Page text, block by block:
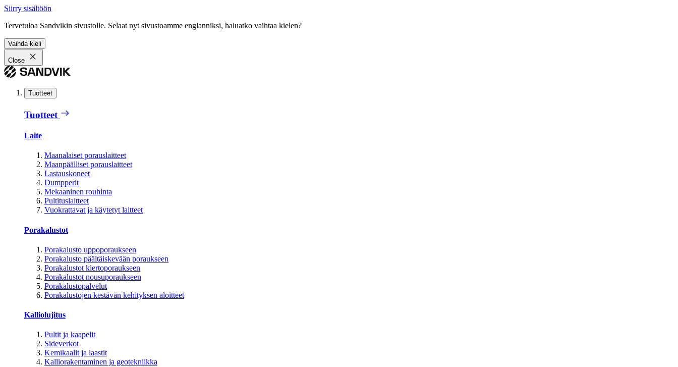
Siirry sisältöön
Tervetuloa Sandvikin sivustolle. Selaat nyt sivustoamme englanniksi, haluatko vaihtaa kielen?
Vaihda kieli
Close
Tuotteet
Tuotteet
Laite
Maanalaiset porauslaitteet
Maanpäälliset porauslaitteet
Lastauskoneet
Dumpperit
Mekaaninen rouhinta
Pultituslaitteet
Vuokrattavat ja käytetyt laitteet
Porakalustot
Porakalusto uppoporaukseen
Porakalusto päältäiskevään poraukseen
Porakalustot kiertoporaukseen
Porakalustot nousuporaukseen
Porakalustopalvelut
Porakalustojen kestävän kehityksen aloitteet
Kalliolujitus
Pultit ja kaapelit
Sideverkot
Kemikaalit ja laastit
Kalliorakentaminen ja geotekniikka